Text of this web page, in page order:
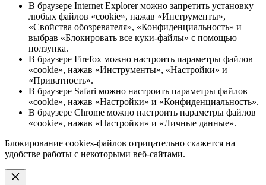
В браузере Internet Explorer можно запретить установку
любых файлов «cookie», нажав «Инструменты»,
«Свойства обозревателя», «Конфиденциальность» и
выбрав «Блокировать все куки-файлы» с помощью
ползунка.
В браузере Firefox можно настроить параметры файлов
«cookie», нажав «Инструменты», «Настройки» и
«Приватность».
В браузере Safari можно настроить параметры файлов
«cookie», нажав «Настройки» и «Конфиденциальность».
В браузере Chrome можно настроить параметры файлов
«cookie», нажав «Настройки» и «Личные данные».
Блокирование cookies-файлов отрицательно скажется на
удобстве работы с некоторыми веб-сайтами.